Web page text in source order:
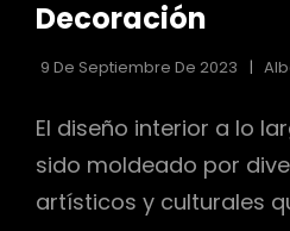
Decoración
9 De Septiembre De 2023
El diseño interior a lo
sido moldeado por
artísticos y culturales